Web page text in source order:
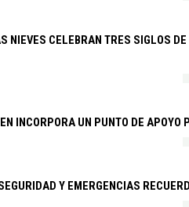
NIEVES CELEBRAN TRES SIGLOS
INCORPORA UN PUNTO DE
Y EMERGENCIAS